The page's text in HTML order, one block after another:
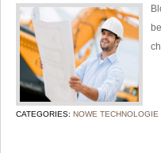
CATEGORIES: NOWE TECHNOLOGIE